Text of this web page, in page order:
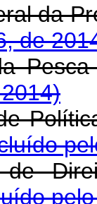
da
de
Pesca